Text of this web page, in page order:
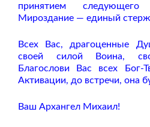
принятием
Мироздание — единый
Всех Вас, драгоценные
своей силой Воина,
Благослови Вас всех Бог-
Активации, до встречи, она
Ваш Архангел Михаил!